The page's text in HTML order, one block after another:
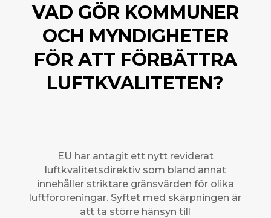
VAD GÖR KOMMUNER
OCH MYNDIGHETER
FÖR ATT FÖRBÄTTRA
LUFTKVALITETEN?
EU har antagit ett nytt reviderat
luftkvalitetsdirektiv som bland annat
innehåller striktare gränsvärden för olika
luftföroreningar. Syftet med skärpningen är
att ta större hänsyn till